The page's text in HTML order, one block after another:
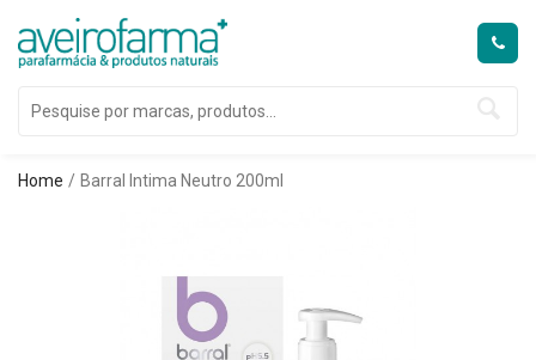
Home Barral Intima Neutro 200ml